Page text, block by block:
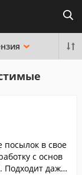
посылок в свое
с основ
Подходит даже